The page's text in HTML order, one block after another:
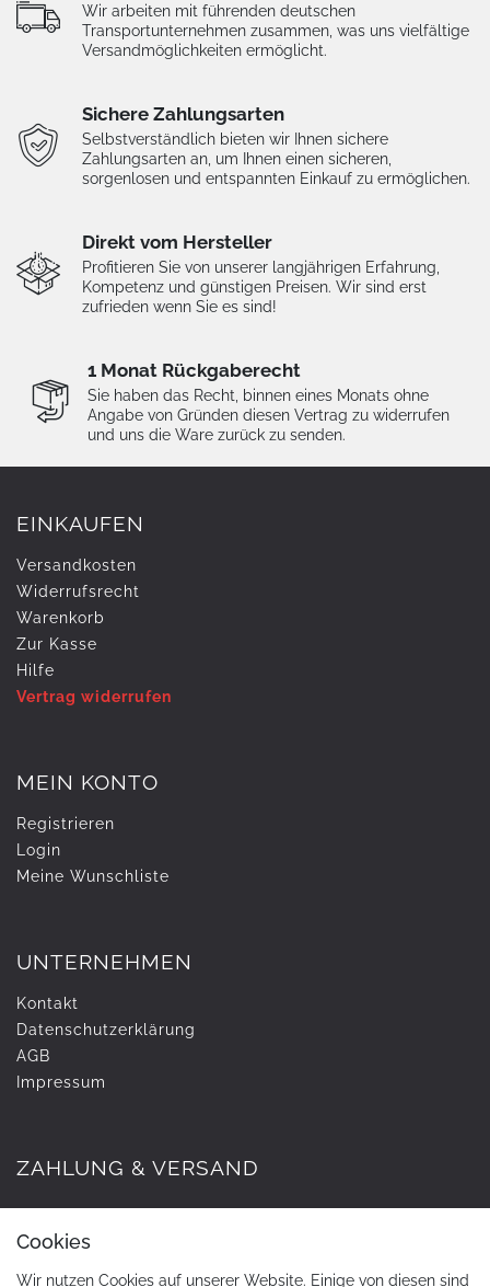
Wir arbeiten mit führenden deutschen
Transportunternehmen zusammen, was uns vielfältige
Versandmöglichkeiten ermöglicht.
Sichere Zahlungsarten
Selbstverständlich bieten wir Ihnen sichere
Zahlungsarten an, um Ihnen einen sicheren,
sorgenlosen und entspannten Einkauf zu ermöglichen.
Direkt vom Hersteller
Profitieren Sie von unserer langjährigen Erfahrung,
Kompetenz und günstigen Preisen. Wir sind erst
zufrieden wenn Sie es sind!
1 Monat Rückgaberecht
Sie haben das Recht, binnen eines Monats ohne
Angabe von Gründen diesen Vertrag zu widerrufen
und uns die Ware zurück zu senden.
EINKAUFEN
Versandkosten
Widerrufs­recht
Warenkorb
Zur Kasse
Hilfe
Vertrag widerrufen
MEIN KONTO
Registrieren
Login
Meine Wunschliste
UNTERNEHMEN
Kontakt
Daten­schutz­erklärung
AGB
Impressum
ZAHLUNG & VERSAND
Cookies
Wir nutzen Cookies auf unserer Website. Einige von diesen sind